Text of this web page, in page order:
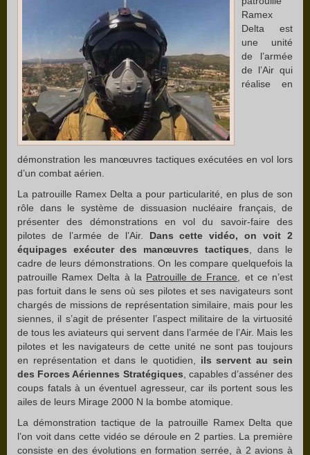
Ramex
Delta est
une unité
de l’armée
de l’Air qui
réalise en
démonstration les manœuvres tactiques exécutées en vol lors
d’un combat aérien.
La patrouille Ramex Delta a pour particularité, en plus de son
rôle dans le système de dissuasion nucléaire français, de
présenter des démonstrations en vol du savoir-faire des
pilotes de l’armée de l’Air. Dans cette vidéo, on voit 2
équipages exécuter des manœuvres tactiques , dans le
cadre de leurs démonstrations. On les compare quelquefois la
patrouille Ramex Delta à la Patrouille de France , et ce n’est
pas fortuit dans le sens où ses pilotes et ses navigateurs sont
chargés de missions de représentation similaire, mais pour les
siennes, il s’agit de présenter l’aspect militaire de la virtuosité
de tous les aviateurs qui servent dans l’armée de l’Air. Mais les
pilotes et les navigateurs de cette unité ne sont pas toujours
en représentation et dans le quotidien, ils servent au sein
des Forces Aériennes Stratégiques , capables d’asséner des
coups fatals à un éventuel agresseur, car ils portent sous les
ailes de leurs Mirage 2000 N la bombe atomique.
La démonstration tactique de la patrouille Ramex Delta que
l’on voit dans cette vidéo se déroule en 2 parties. La première
consiste en des évolutions en formation serrée, à 2 avions à